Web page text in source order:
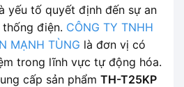
yếu tố quyết định đến sự an
điện. CÔNG TY TNHH
MẠNH TÙNG là đơn vị có
trong lĩnh vực tự động hóa.
cấp sản phẩm TH-T25KP